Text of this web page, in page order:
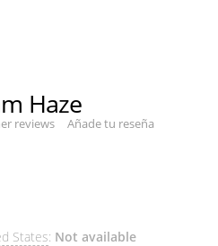
Haze
reviews Añade tu reseña
States: Not available